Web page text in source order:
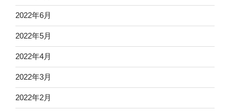
2022年6月
2022年5月
2022年4月
2022年3月
2022年2月